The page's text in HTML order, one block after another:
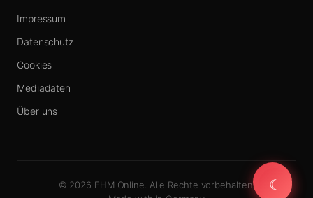
Impressum
Datenschutz
Cookies
Mediadaten
Über uns
© 2026 FHM Online. Alle Rechte vorbehalten.
☾
☾